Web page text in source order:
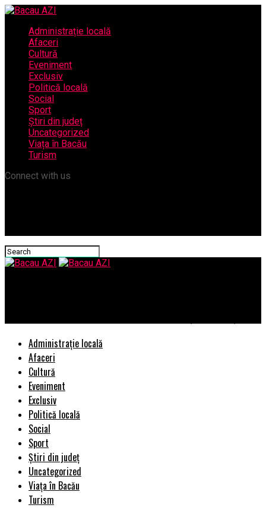
Administrație locală
Afaceri
Cultură
Eveniment
Exclusiv
Politică locală
Social
Sport
Știri din județ
Uncategorized
Viața în Bacău
Turism
Connect with us
Administrație locală
Afaceri
Cultură
Eveniment
Exclusiv
Politică locală
Social
Sport
Știri din județ
Uncategorized
Viața în Bacău
Turism